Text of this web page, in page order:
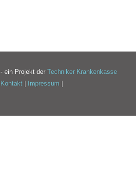
- ein Projekt der Techniker Krankenkasse
Kontakt | Impressum |